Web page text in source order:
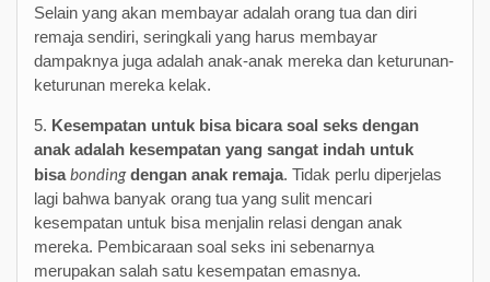
Selain yang akan membayar adalah orang tua dan diri
remaja sendiri, seringkali yang harus membayar
dampaknya juga adalah anak-anak mereka dan keturunan-
keturunan mereka kelak.
5. Kesempatan untuk bisa bicara soal seks dengan
anak adalah kesempatan yang sangat indah untuk
bisabondingdengan anak remaja. Tidak perlu diperjelas
lagi bahwa banyak orang tua yang sulit mencari
kesempatan untuk bisa menjalin relasi dengan anak
mereka. Pembicaraan soal seks ini sebenarnya
merupakan salah satu kesempatan emasnya.